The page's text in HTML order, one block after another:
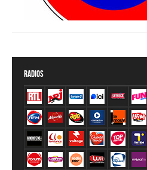
Réservé aux membres
Inscription
Radios